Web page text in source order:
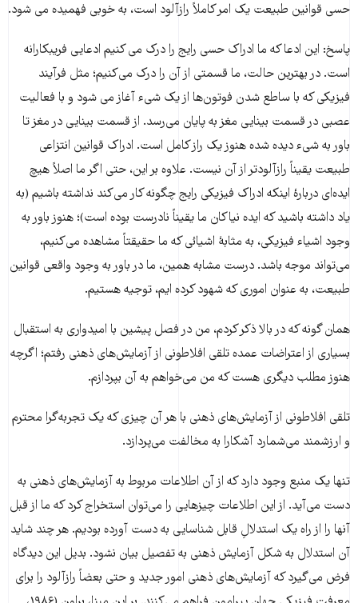
حسی قوانین طبیعت یک امر کاملاً رازآلود است، به خوبی فهمیده می شود.
پاسخ: این ادعا که ما ادراک حسی رایج را درک می کنیم ادعایی فریبکارانه
است. در بهترین حالت، ما قسمتی از آن را درک می‌‌‌کنیم؛ مثل فرآیند
فیزیکی که با ساطع شدن فوتون‌‌‌ها از یک شیء آغاز می شود و با فعالیت
عصبی در قسمت بینایی مغز به پایان می‌‌‌رسد. از قسمت بینایی در مغز تا
باور به شیء دیده شده هنوز یک راز کامل است. ادراک قوانین انتزاعی
طبیعت یقیناً رازآلودتر از آن نیست. علاوه بر این، حتی اگر ما اصلاً هیچ
ایده‌‌‌ای دربارۀ اینکه ادراک فیزیکی رایج چگونه کار می‌‌‌کند نداشته باشیم (به
یاد داشته باشید که ایده نیاکان ما یقیناً نادرست بوده است)؛ هنوز باور به
وجود اشیاء فیزیکی، به مثابۀ اشیائی که ما حقیقتاً مشاهده می‌‌‌کنیم،
می‌‌‌تواند موجه باشد. درست مشابه همین، ما در باور به وجود واقعی قوانین
طبیعت، به عنوان اموری که شهود کرده ایم، توجیه هستیم.
همان گونه که در بالا ذکر کردم، من در فصل پیشین با امیدواری به استقبال
بسیاری از اعتراضات عمده تلقی افلاطونی از آزمایش‌‌‌های ذهنی رفتم؛ اگرچه
هنوز مطلب دیگری هست که من می‌‌‌خواهم به آن بپردازم.
تلقی افلاطونی از آزمایش‌‌‌های ذهنی با هر آن چیزی که یک تجربه‌‌‌گرا محترم
و ارزشمند می‌‌‌شمارد آشکارا به مخالفت می‌‌‌پردازد.
تنها یک منبع وجود دارد که از آن اطلاعات مربوط به آزمایش‌‌‌های ذهنی به
دست می‌‌‌آید. از این اطلاعات چیزهایی را می‌‌‌توان استخراج کرد که ما از قبل
آنها را از راه یک استدلالِ قابل شناسایی به دست آورده بودیم. هر چند شاید
آن استدلال به شکل آزمایش ذهنی به تفصیل بیان نشود. بدیل این دیدگاه
فرض می‌‌‌گیرد که آزمایش‌‌‌های ذهنی امور جدید و حتی بعضاً رازآلود را برای